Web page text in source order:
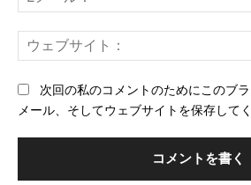
次回の私のコメントのためにこのブ
メール、そしてウェブサイトを保存してく